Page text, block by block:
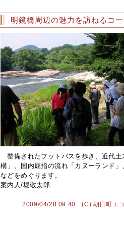
明鏡橋周辺の魅力を訪ねるコー
整備されたフットパスを歩き、近代
構」、国内屈指の流れ「カヌーランド
などをめぐります。
案内人/堀敬太郎
2009/04/28 09:40 (C) 朝日町エコ